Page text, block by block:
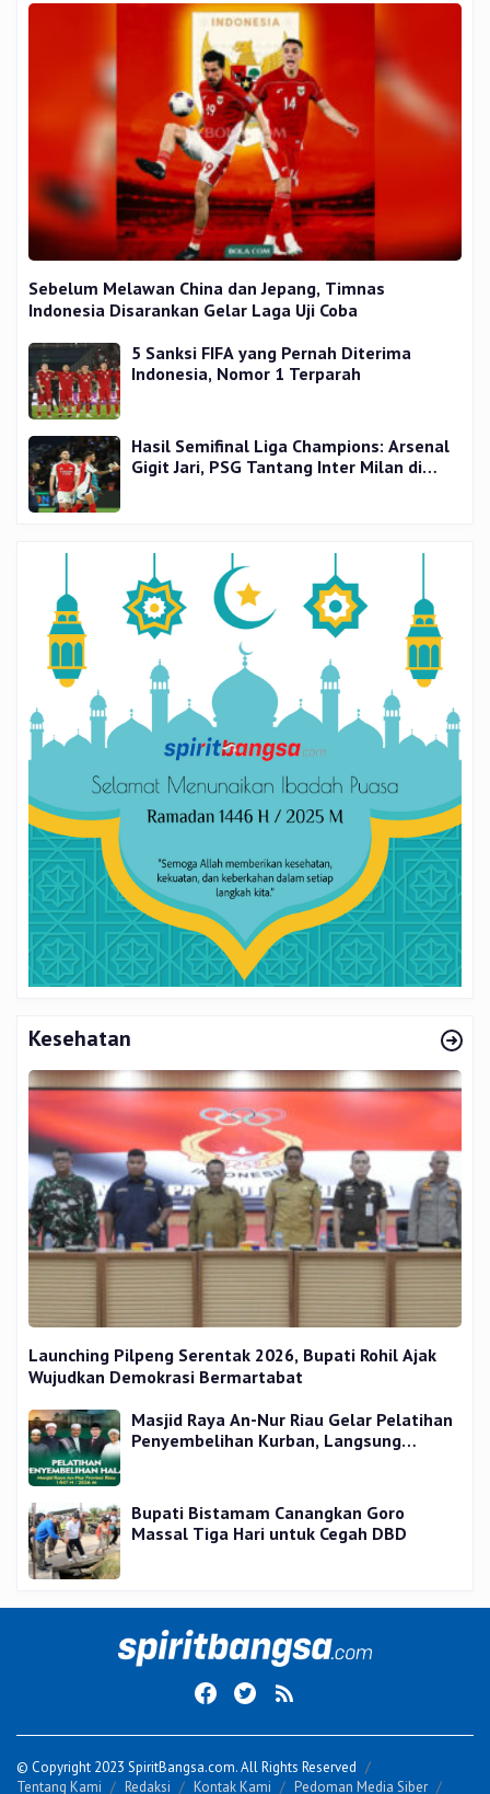
Sebelum Melawan China dan Jepang, Timnas
Indonesia Disarankan Gelar Laga Uji Coba
5 Sanksi FIFA yang Pernah Diterima
Indonesia, Nomor 1 Terparah
Hasil Semifinal Liga Champions: Arsenal
Gigit Jari, PSG Tantang Inter Milan di
Kesehatan
Launching Pilpeng Serentak 2026, Bupati Rohil Ajak
Wujudkan Demokrasi Bermartabat
Masjid Raya An-Nur Riau Gelar Pelatihan
Penyembelihan Kurban, Langsung
Bupati Bistamam Canangkan Goro
Massal Tiga Hari untuk Cegah DBD
© Copyright 2023 SpiritBangsa.com. All Rights Reserved
Tentang Kami
Redaksi Kontak Kami Pedoman Media Siber